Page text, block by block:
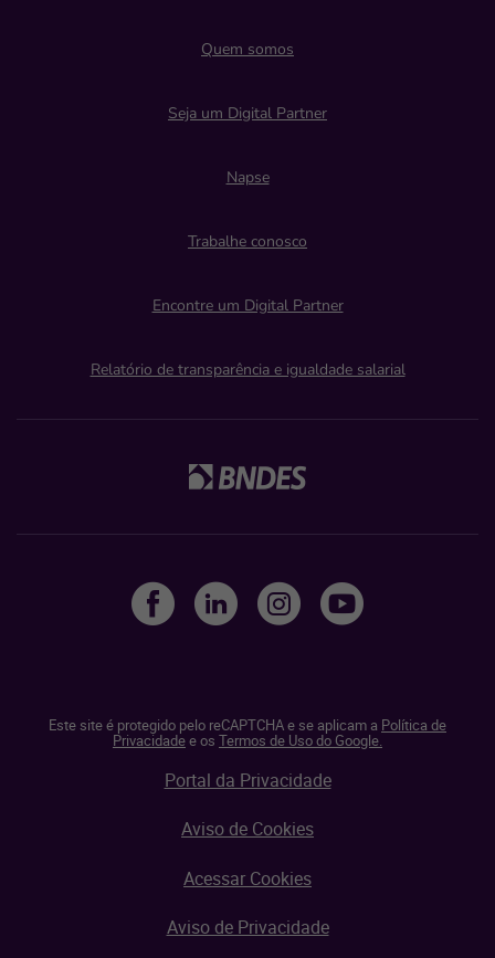
Quem somos
Seja um Digital Partner
Napse
Trabalhe conosco
Encontre um Digital Partner
Relatório de transparência e igualdade salarial
Este site é protegido pelo reCAPTCHA e se aplicam a Política de
Privacidadee os Termos de Uso do Google.
Portal da Privacidade
Aviso de Cookies
Acessar Cookies
Aviso de Privacidade